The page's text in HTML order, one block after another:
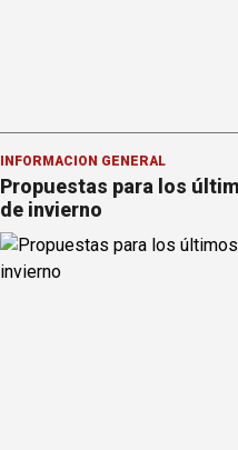
INFORMACION GENERAL
Propuestas para los
de invierno